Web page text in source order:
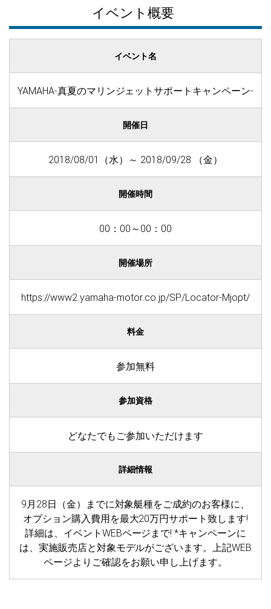
イベント概要
イベント名
YAMAHA-真夏のマリンジェットサポートキャンペーン-
開催日
2018/08/01（水）～ 2018/09/28 （金）
開催時間
00：00～00：00
開催場所
https://www2.yamaha-motor.co.jp/SP/Locator-Mjopt/
料金
参加無料
参加資格
どなたでもご参加いただけます
詳細情報
9月28日（金）までに対象艇種をご成約のお客様に、
オプション購入費用を最大20万円サポート致します!
詳細は、イベントWEBページまで! *キャンペーンに
は、実施販売店と対象モデルがございます。上記WEB
ページよりご確認をお願い申し上げます。